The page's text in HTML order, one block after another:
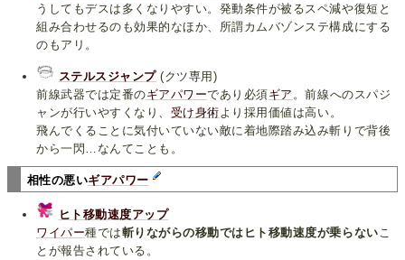
うしてもデスは多くなりやすい。発動条件が被るスペ減や復短と
組み合わせるのも効果的なほか、所謂カムバゾンステ構成にする
のもアリ。
ステルスジャンプ(クツ専用)
前線武器では定番のギアパワーであり必須ギア 。前線へのスパジ
ャンが行いやすくなり、 受け身術 より採用価値は高い。
飛んでくることに気付いていない敵に着地際踏み込み斬りで背後
から一閃…なんてことも。
相性の悪いギアパワー
ヒト移動速度アップ
ワイパー種では斬りながらの移動ではヒト移動速度が乗らない こ
とが報告されている。